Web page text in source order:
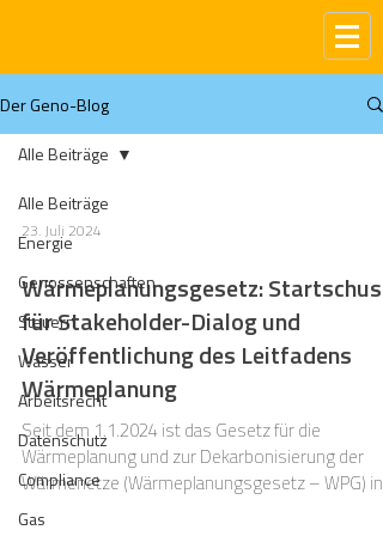
Der Geno-Blog
Alle Beiträge
Energie
Genossenschaften
Steuern
Wasser
Arbeitsrecht
Datenschutz
Compliance
Gas
Alle Beiträge
23. Juli 2024
Wärmeplanungsgesetz: Startschuss
für Stakeholder-Dialog und
Veröffentlichung des Leitfadens
Wärmeplanung
Seit dem 1.1.2024 ist das Gesetz für die
Wärmeplanung und zur Dekarbonisierung der
Wärmenetze (Wärmeplanungsgesetz – WPG) in
Kraft.